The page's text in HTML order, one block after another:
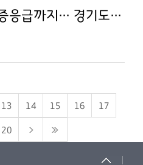
퇴원 후 돌봄부터 중증응급까지… 경기도의료원 안성병원, 평택진료권 필수의료 로드맵 논의
13 14 15 16 17
20